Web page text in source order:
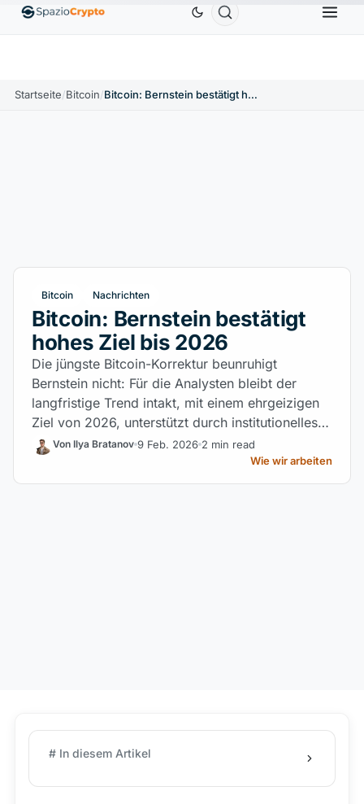
EthereumETH1.880,58 $ Tether USDT BNBBNB
Startseite/Bitcoin/ Bitcoin: Bernstein bestätigt hohes Ziel bis 2026
Bitcoin Nachrichten
Bitcoin: Bernstein bestätigt
hohes Ziel bis 2026
Die jüngste Bitcoin-Korrektur beunruhigt
Bernstein nicht: Für die Analysten bleibt der
langfristige Trend intakt, mit einem ehrgeizigen
Ziel von 2026, unterstützt durch institutionelles
Kapital und Spot-ETFs.
Von Ilya Bratanov 9 Feb. 2026 2 min read
Wie wir arbeiten
# In diesem Artikel